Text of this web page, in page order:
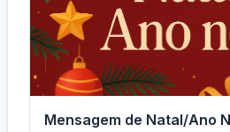
Mensagem de Natal/Ano